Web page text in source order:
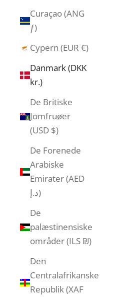
Curaçao (ANG
ƒ)
Cypern (EUR €)
Danmark (DKK
kr.)
De Britiske
Jomfruøer
(USD $)
De Forenede
Arabiske
Emirater (AED
د.إ)
De
palæstinensiske
områder (ILS ₪)
Den
Centralafrikanske
Republik (XAF